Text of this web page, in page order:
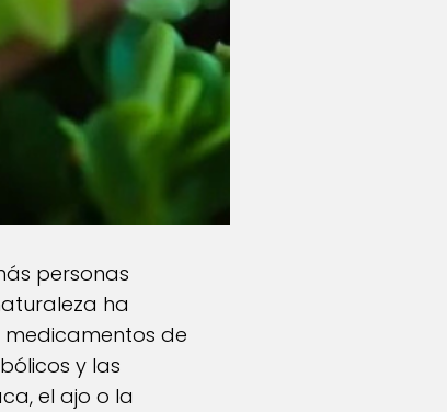
personas
ha
medicamentos de
y las
el ajo o la